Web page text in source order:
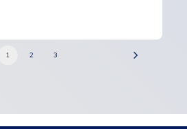
1 2 3